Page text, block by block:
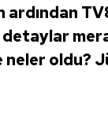
ardından
oldu?